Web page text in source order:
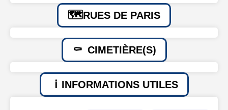
RUES DE PARIS
CIMETIÈRE(S)
INFORMATIONS UTILES